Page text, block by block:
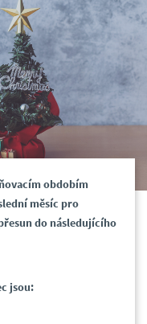
obdobím
měsíc pro
do následujícího
jsou: